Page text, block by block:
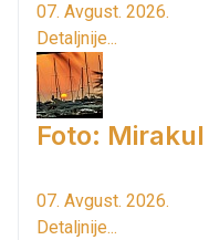
07. Avgust. 2026.
Detaljnije...
Foto:
07. Avgust. 2026.
Detaljnije...